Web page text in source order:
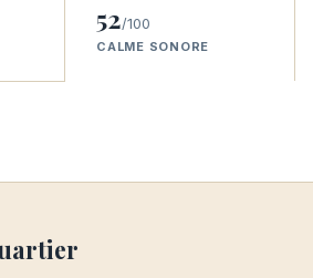
52/100
CALME SONORE